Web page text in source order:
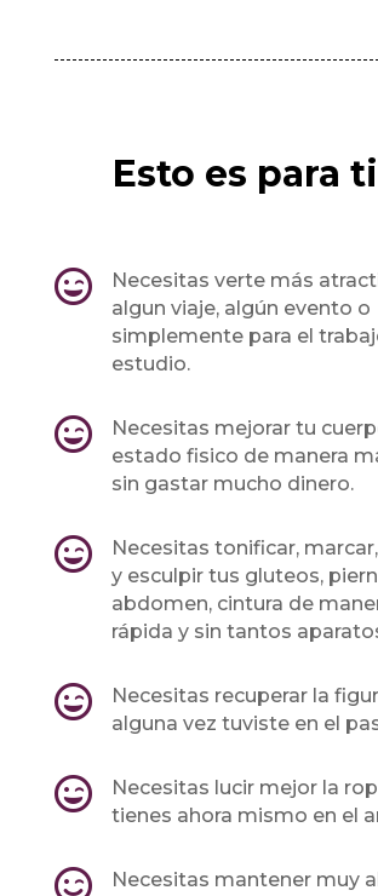
Esto es para

Necesitas verte más
algun viaje, algún evento o
simplemente para el
estudio.

Necesitas mejorar tu
estado fisico de manera
sin gastar mucho dinero.

Necesitas tonificar,
y esculpir tus gluteos,
abdomen, cintura de
rápida y sin tantos

Necesitas recuperar la
alguna vez tuviste en el

Necesitas lucir mejor la
tienes ahora mismo en el

Necesitas mantener muy